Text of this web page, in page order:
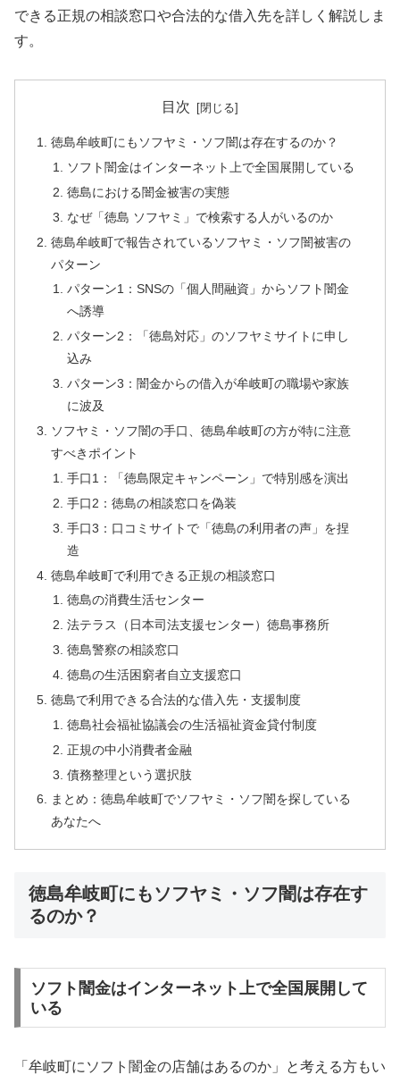
できる正規の相談窓口や合法的な借入先を詳しく解説しま
す。
目次
徳島牟岐町にもソフヤミ・ソフ闇は存在するのか？
ソフト闇金はインターネット上で全国展開している
徳島における闇金被害の実態
なぜ「徳島 ソフヤミ」で検索する人がいるのか
徳島牟岐町で報告されているソフヤミ・ソフ闇被害の
パターン
パターン1：SNSの「個人間融資」からソフト闇金
へ誘導
パターン2：「徳島対応」のソフヤミサイトに申し
込み
パターン3：闇金からの借入が牟岐町の職場や家族
に波及
ソフヤミ・ソフ闇の手口、徳島牟岐町の方が特に注意
すべきポイント
手口1：「徳島限定キャンペーン」で特別感を演出
手口2：徳島の相談窓口を偽装
手口3：口コミサイトで「徳島の利用者の声」を捏
造
徳島牟岐町で利用できる正規の相談窓口
徳島の消費生活センター
法テラス（日本司法支援センター）徳島事務所
徳島警察の相談窓口
徳島の生活困窮者自立支援窓口
徳島で利用できる合法的な借入先・支援制度
徳島社会福祉協議会の生活福祉資金貸付制度
正規の中小消費者金融
債務整理という選択肢
まとめ：徳島牟岐町でソフヤミ・ソフ闇を探している
あなたへ
徳島牟岐町にもソフヤミ・ソフ闇は存在す
るのか？
ソフト闇金はインターネット上で全国展開して
いる
「牟岐町にソフト闇金の店舗はあるのか」と考える方もい